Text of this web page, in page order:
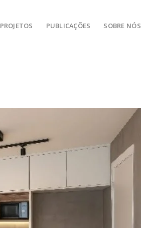
PROJETOS PUBLICAÇÕES SOBRE NÓS